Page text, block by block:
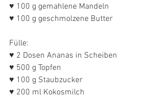
♥ 100 g gemahlene Mandeln
♥ 100 g geschmolzene Butter
Fülle:
♥ 2 Dosen Ananas in Scheiben
♥ 500 g Topfen
♥ 100 g Staubzucker
♥ 200 ml Kokosmilch